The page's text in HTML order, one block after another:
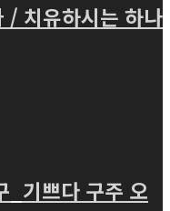
/ 치유하시는 하나
_기쁘다 구주 오